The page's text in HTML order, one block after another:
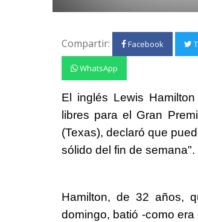
Compartir: Facebook
WhatsApp
El inglés Lewis
libres para el Gran
(Texas), declaró que
sólido del fin de semana".
Hamilton, de 32 años,
domingo, batió -como